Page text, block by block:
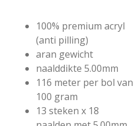
100% premium acryl
(anti pilling)
aran gewicht
naalddikte 5.00mm
116 meter per bol van
100 gram
13 steken x 18